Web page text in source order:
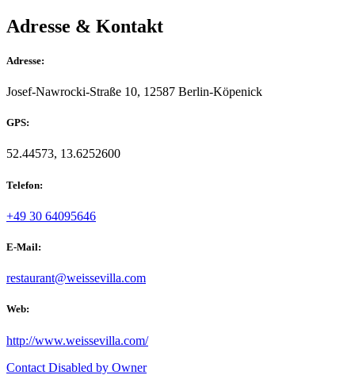
Adresse & Kontakt
Adresse:
Josef-Nawrocki-Straße 10, 12587 Berlin-Köpenick
GPS:
52.44573, 13.6252600
Telefon:
+49 30 64095646
E-Mail:
restaurant@weissevilla.com
Web:
http://www.weissevilla.com/
Contact Disabled by Owner